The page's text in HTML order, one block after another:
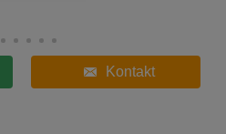
Kontakt